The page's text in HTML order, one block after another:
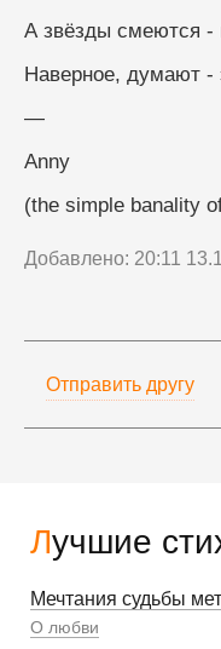
Лучшие
Мечтания судьбы
О любви
А звёзды смеются -
Наверное, думают -
—
Anny
(the simple banality
Добавлено: 20:11
Отправить другу